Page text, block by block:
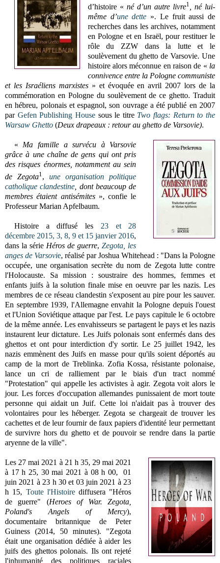
d’histoire « né d’un autre livre1
, né lui-
même d’une dette ». Le fruit aussi de
recherches dans les archives, notamment
en Pologne et en Israël, pour restituer le
rôle du ZZW dans la lutte et le
soulèvement du ghetto de Varsovie. Une
histoire alors méconnue en raison de « la
connivence entre la Pologne communiste
et les Israéliens marxistes» et évoquée en avril 2007 lors de la
commémoration en Pologne du soulèvement de ce ghetto. Traduit
en hébreu, polonais et espagnol, son ouvrage a été publié en 2007
par Gefen Publishing Housesous le titre Two flags: Return to the
Warsaw Ghetto (Deux drapeaux : retour au ghetto de Varsovie).
« Ma famille a survécu à Varsovie
grâce à une chaîne de gens qui ont pris
des risques énormes, notamment au sein
de Zegota1 ,une organisation politique
catholique clandestine , dont beaucoup de
membres étaient antisémites », confie le
Professeur Marian Apfelbaum.
Histoire a diffusé les 23 et 28
décembre 2015, 3, 8, 9 et 15 janvier 2016,
dans la série Héros de guerre,Zegota, les
anges de Varsovie, réalisé par Joshua Whitehead : "Dans la Pologne
occupée, une organisation secrète du nom de Zegota lutte contre
l'Holocauste. Sa mission : soustraire des hommes, femmes et
enfants juifs à la solution finale mise en oeuvre par les nazis. Les
membres de ce réseau clandestin s'exposent au pire pour les sauver.
En septembre 1939, l'Allemagne envahit la Pologne depuis l'ouest
et l'Union Soviétique attaque par l'est. Le pays capitule le 6 octobre
de la même année. Les envahisseurs se partagent le pays et les nazis
instaurent leur dictature. Les Juifs polonais sont enfermés dans des
ghettos et ont pour interdiction d'y sortir. Le 25 juillet 1942, les
nazis emmènent des Juifs en masse pour qu'ils soient déportés au
camp de la mort de Treblinka. Zofia Kossa, résistante polonaise,
lance un cri de ralliement par le biais d'un tract nommé
"Protestation" qui appelle les activistes à agir. Zegota voit alors le
jour. Les forces d'occupation allemandes punissaient de mort toute
personne qui aidait un Juif. Cette loi n'aidait pas à trouver des
volontaires pour les héberger. Zegota se chargeait de trouver les
cachettes et de leur fournir de faux papiers d'identité leur permettant
de survivre hors du ghetto et de pouvoir se rendre dans la partie
aryenne de la ville".
Les 27 mai 2021 à 21 h 35, 29 mai 2021
à 17 h 25, 30 mai 2021 à 08 h 00,
01
juin 2021 à 23 h 30 et 03 juin 2021 à 23
h 15, Toute l'Histoirediffusera "Héros
de guerre" (Heroes of War. Zegota,
Poland's Angels of Mercy),
documentaire britannique de Peter
Guiness (2014, 50 minutes). "Zegota
était une organisation dédiée à aider les
juifs des ghettos polonais. Ils ont rejeté
l'inhumanité des politiques raciales